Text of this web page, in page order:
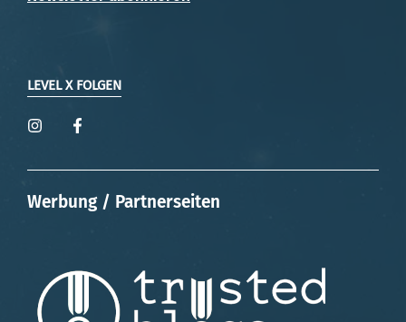
LEVEL X FOLGEN
Werbung / Partnerseiten